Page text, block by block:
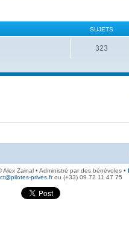
SUJETS
323
Zainal • Administré par des bénévoles •
prives.frou (+33) 09 72 11 47 75